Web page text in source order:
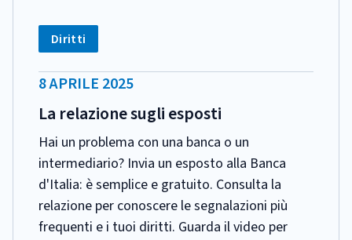
CATEGORIA:
Tag:
Diritti
DATA
PUBBLICAZIONE:
8 APRILE 2025
La relazione sugli esposti
Hai un problema con una banca o un
intermediario? Invia un esposto alla Banca
d'Italia: è semplice e gratuito. Consulta la
relazione per conoscere le segnalazioni più
frequenti e i tuoi diritti. Guarda il video per